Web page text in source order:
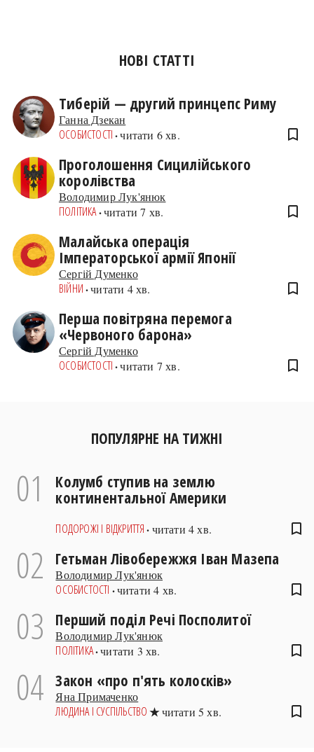
НОВІ СТАТТІ
Тиберій — другий принцепс Риму
Ганна Дзекан
ОСОБИСТОСТІ читати 6 хв. bookmark_border
Проголошення Сицилійського
королівства
Володимир Лук'янюк
ПОЛІТИКА читати 7 хв. bookmark_border
Малайська операція
Імператорської армії Японії
Сергій Думенко
ВІЙНИ читати 4 хв. bookmark_border
Перша повітряна перемога
«Червоного барона»
Сергій Думенко
ОСОБИСТОСТІ читати 7 хв. bookmark_border
ПОПУЛЯРНЕ НА ТИЖНІ
01
Колумб ступив на землю
континентальної Америки
ПОДОРОЖІ І ВІДКРИТТЯ читати 4 хв. bookmark_border
02 Гетьман Лівобережжя Іван Мазепа
Володимир Лук'янюк
ОСОБИСТОСТІ читати 4 хв. bookmark_border
03 Перший поділ Речі Посполитої
Володимир Лук'янюк
ПОЛІТИКА читати 3 хв. bookmark_border
04 Закон «про п'ять колосків»
Яна Примаченко
ЛЮДИНА І СУСПІЛЬСТВО читати 5 хв. bookmark_border